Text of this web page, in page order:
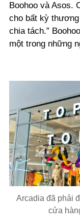
Boohoo và Asos.
cho bất kỳ
chia tách.”
một trong những
Arcadia đã phải
cửa